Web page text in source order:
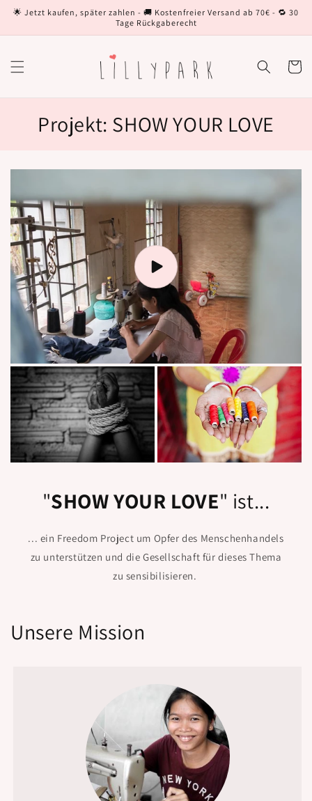
zum
🌟 Jetzt kaufen, später zahlen - 🚚 Kostenfreier Versand ab 70€ - 🔁 30
Tage Rückgaberecht
Projekt: SHOW YOUR LOVE
"SHOW YOUR LOVE" ist...
... ein Freedom Project um Opfer des Menschenhandels
zu unterstützen und die Gesellschaft für dieses Thema
zu sensibilisieren.
Unsere Mission